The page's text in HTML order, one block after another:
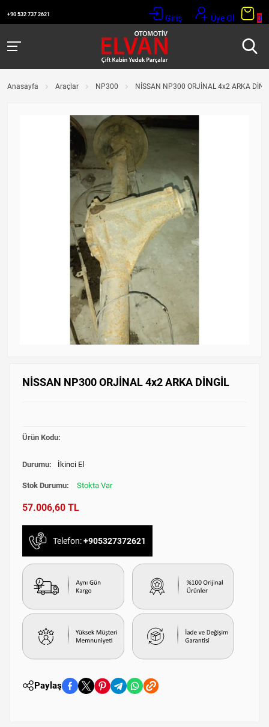
+90 532 737 2621 Giriş Üye Ol 0
Anasayfa Araçlar NP300 NİSSAN NP300 ORJİNAL 4x2 ARKA
NİSSAN NP300 ORJİNAL 4x2 ARKA DİNGİL
Ürün Kodu:
Durumu: İkinci El
Stok Durumu: Stokta Var
57.006,60 TL
Telefon:+905327372621
Paylaş